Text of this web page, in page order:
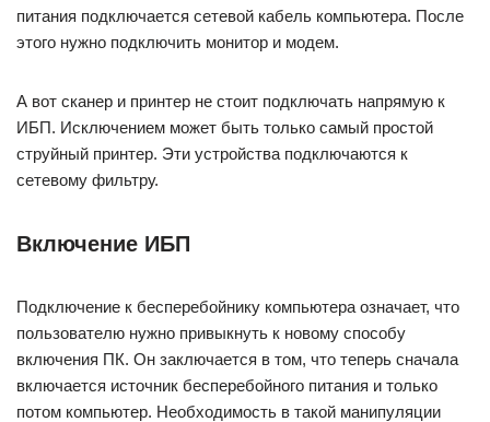
питания подключается сетевой кабель компьютера. После
этого нужно подключить монитор и модем.
А вот сканер и принтер не стоит подключать напрямую к
ИБП. Исключением может быть только самый простой
струйный принтер. Эти устройства подключаются к
сетевому фильтру.
Включение ИБП
Подключение к бесперебойнику компьютера означает, что
пользователю нужно привыкнуть к новому способу
включения ПК. Он заключается в том, что теперь сначала
включается источник бесперебойного питания и только
потом компьютер. Необходимость в такой манипуляции